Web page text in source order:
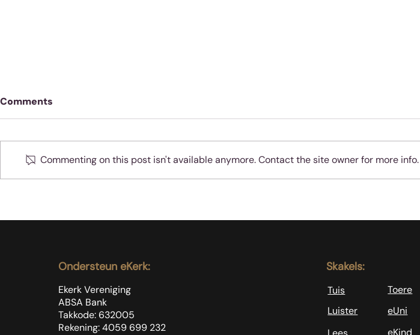
Comments
Commenting on this post isn't available anymore. Contact the site owner for more info.
Ondersteun eKerk:
Ekerk Vereniging
ABSA Bank
Takkode: 632005
Rekening: 4059 699 232
Skakels:
Tuis
Toere
Luister
eUni